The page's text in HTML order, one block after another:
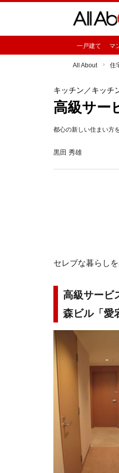
一戸建て マ
All About 住
キッチン ／キッチ
高級サー
都心の新しい住まい方
黒田 秀雄
セレブな暮らし
高級サービ
森ビル「愛